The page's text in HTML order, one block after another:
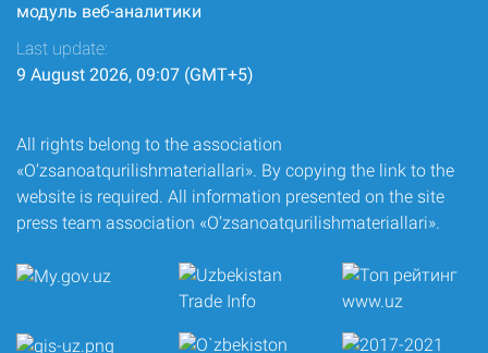
модуль веб-аналитики
Last update:
9 August 2026, 09:07 (GMT+5)
All rights belong to the association
«O‘zsanoatqurilishmateriallari». By copying the link to the
website is required. All information presented on the site
press team association «O‘zsanoatqurilishmateriallari».